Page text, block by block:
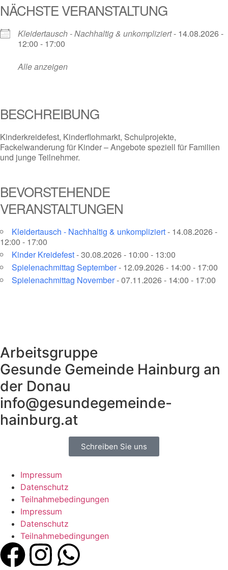
NÄCHSTE VERANSTALTUNG
Kleidertausch - Nachhaltig & unkompliziert- 14.08.2026 -
12:00 - 17:00
Alle anzeigen
BESCHREIBUNG
Kinderkreidefest, Kinderflohmarkt, Schulprojekte,
Fackelwanderung für Kinder – Angebote speziell für Familien
und junge Teilnehmer.
BEVORSTEHENDE
VERANSTALTUNGEN
Kleidertausch - Nachhaltig & unkompliziert- 14.08.2026 -
12:00 - 17:00
Kinder Kreidefest- 30.08.2026 - 10:00 - 13:00
Spielenachmittag September- 12.09.2026 - 14:00 - 17:00
Spielenachmittag November- 07.11.2026 - 14:00 - 17:00
Arbeitsgruppe
Gesunde Gemeinde Hainburg an
der Donau
info@gesundegemeinde-
hainburg.at
Schreiben Sie uns
Impressum
Datenschutz
Teilnahmebedingungen
Impressum
Datenschutz
Teilnahmebedingungen